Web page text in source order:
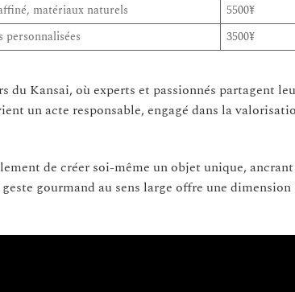
matériaux naturels
5500¥
personnalisées 3500¥
du Kansai, où experts et passionnés partagent
un acte responsable, engagé dans la
de créer soi-même un objet unique, ancrant
gourmand au sens large offre une dimension